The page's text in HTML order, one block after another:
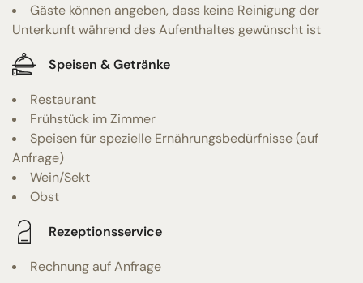
Gäste können angeben, dass keine Reinigung der
Unterkunft während des Aufenthaltes gewünscht ist
Speisen & Getränke
Restaurant
Frühstück im Zimmer
Speisen für spezielle Ernährungsbedürfnisse (auf
Anfrage)
Wein/Sekt
Obst
Rezeptionsservice
Rechnung auf Anfrage